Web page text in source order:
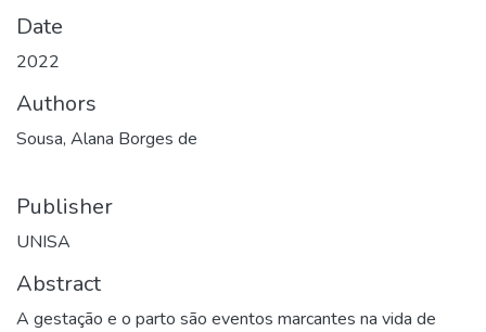
Date
2022
Authors
Sousa, Alana Borges de
Publisher
UNISA
Abstract
A gestação e o parto são eventos marcantes na vida de